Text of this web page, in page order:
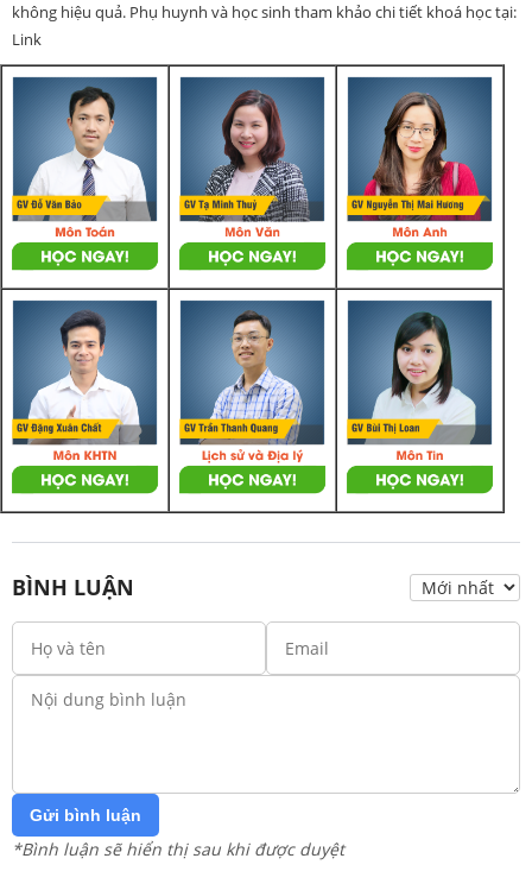
không hiệu quả. Phụ huynh và học sinh tham khảo chi tiết khoá học tại:
Link
BÌNH LUẬN
Gửi bình luận
*Bình luận sẽ hiển thị sau khi được duyệt